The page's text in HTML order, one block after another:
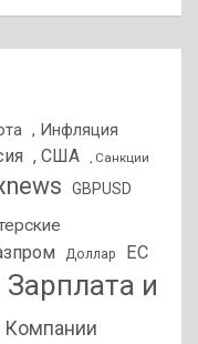
, Инфляция
, США , Санкции
GBPUSD
Доллар ЕС
Зарплата и
Компании